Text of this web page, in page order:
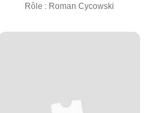
Rôle : Roman Cycowski